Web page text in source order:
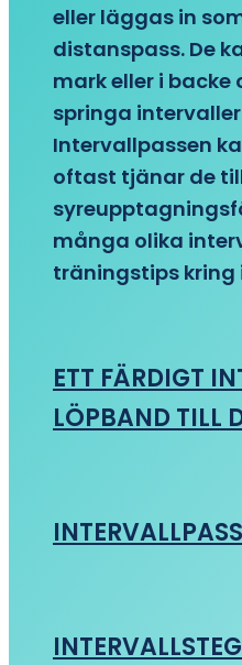
eller läggas in
distanspass. De
mark eller i
springa
Intervallpassen
oftast tjänar de
många olika
träningstips kring
ETT FÄRDIGT
LÖPBAND TILL